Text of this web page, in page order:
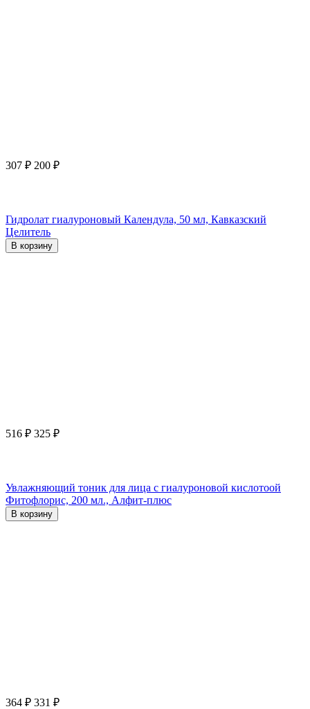
307 ₽ 200 ₽
Гидролат гиалуроновый Календула, 50 мл, Кавказский
Целитель
В корзину
516 ₽ 325 ₽
Увлажняющий тоник для лица с гиалуроновой кислотоой
Фитофлорис, 200 мл., Алфит-плюс
В корзину
364 ₽ 331 ₽